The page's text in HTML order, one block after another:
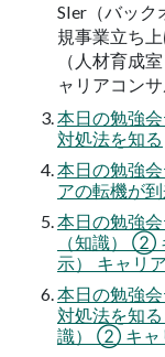
SIer（バック
規事業立ち
（人材育
ャリアコン
本日の勉強
対処法を知る
本日の勉強
アの転機が
本日の勉強
（知識） ②
示） キャリ
本日の勉強
対処法を知
識） ② キャ